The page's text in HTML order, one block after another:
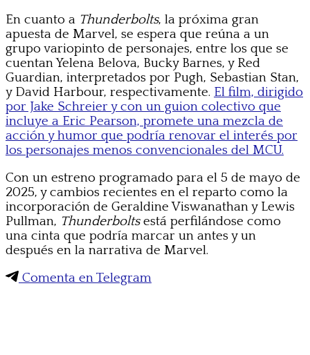
En cuanto a Thunderbolts, la próxima gran
apuesta de Marvel, se espera que reúna a un
grupo variopinto de personajes, entre los que se
cuentan Yelena Belova, Bucky Barnes, y Red
Guardian, interpretados por Pugh, Sebastian Stan,
y David Harbour, respectivamente. El film, dirigido
por Jake Schreier y con un guion colectivo que
incluye a Eric Pearson, promete una mezcla de
acción y humor que podría renovar el interés por
los personajes menos convencionales del MCU.
Con un estreno programado para el 5 de mayo de
2025, y cambios recientes en el reparto como la
incorporación de Geraldine Viswanathan y Lewis
Pullman, Thunderboltsestá perfilándose como
una cinta que podría marcar un antes y un
después en la narrativa de Marvel.
Comenta en Telegram